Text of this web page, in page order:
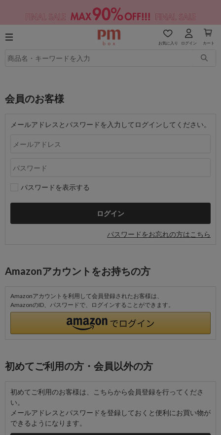
お気に入り ログイン カート
会員のお客様
メールアドレスとパスワードを入力してログインしてください。
パスワードを表示する
パスワードをお忘れの方はこちら
Amazonアカウントをお持ちの方
Amazonアカウントを利用して会員登録されたお客様は、
AmazonのID、パスワードで、ログインすることができます。
初めてご利用の方・会員以外の方
初めてご利用のお客様は、こちらから会員登録を行ってくださ
い。
メールアドレスとパスワードを登録しておくと便利にお買い物が
できるようになります。